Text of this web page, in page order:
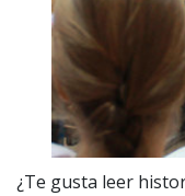
¿Te gusta leer